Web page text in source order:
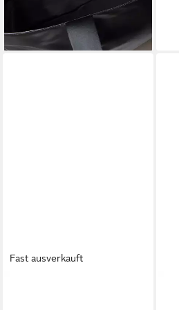
lieferbar - in 1-2 Werktagen bei dir
Fast ausverkauft